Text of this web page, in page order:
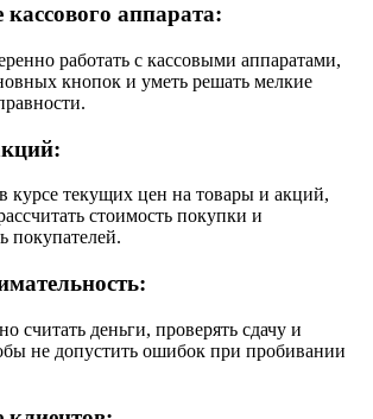
аппарата:
работать с кассовыми аппаратами,
кнопок и уметь решать мелкие
курсе текущих цен на товары и акций,
стоимость покупки и
покупателей.
считать деньги, проверять сдачу и
не допустить ошибок при пробивании